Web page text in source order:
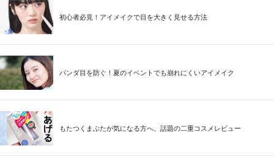
初心者必見！アイメイクで目を大きく見せる方法
パンダ目を防ぐ！夏のイベントでも崩れにくいアイメイク
もたつくまぶたが気になる方へ。話題の二重コスメレビュー